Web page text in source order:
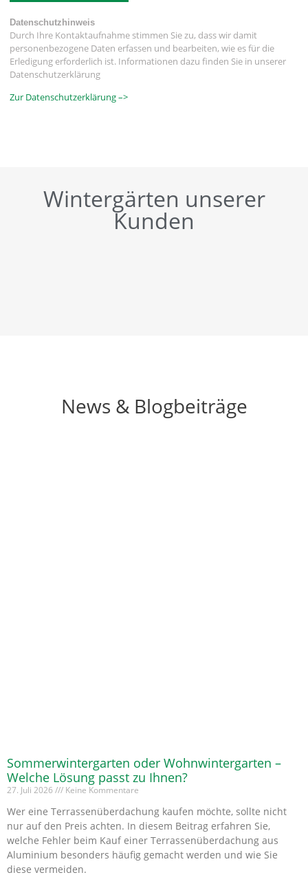
Datenschutzhinweis
Durch Ihre Kontaktaufnahme stimmen Sie zu, dass wir damit
personenbezogene Daten erfassen und bearbeiten, wie es für die
Erledigung erforderlich ist. Informationen dazu finden Sie in unserer
Datenschutzerklärung
Zur Datenschutzerklärung –>
Wintergärten unserer
Kunden
News & Blogbeiträge
Sommerwintergarten oder Wohnwintergarten –
Welche Lösung passt zu Ihnen?
27. Juli 2026 Keine Kommentare
Wer eine Terrassenüberdachung kaufen möchte, sollte nicht
nur auf den Preis achten. In diesem Beitrag erfahren Sie,
welche Fehler beim Kauf einer Terrassenüberdachung aus
Aluminium besonders häufig gemacht werden und wie Sie
diese vermeiden.